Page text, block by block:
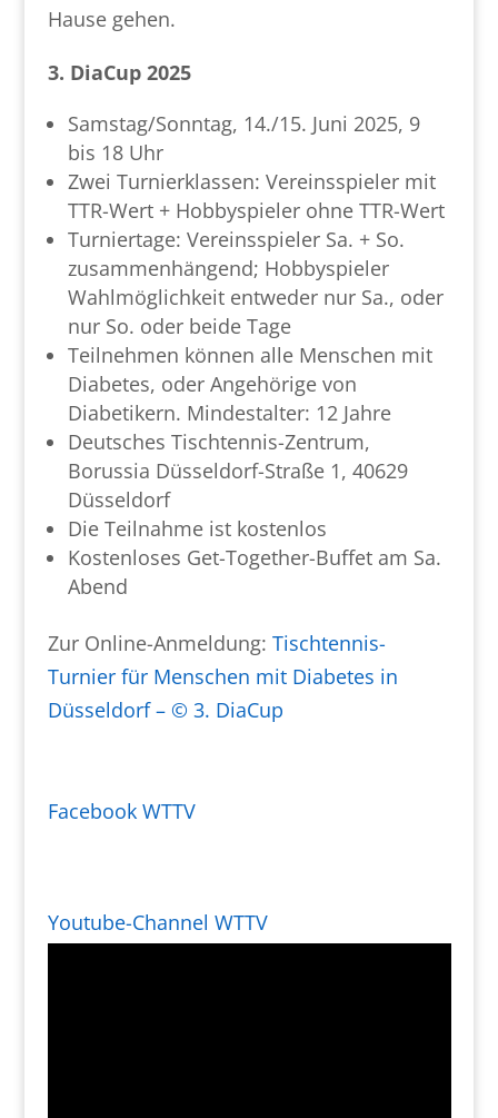
Hause gehen.
3. DiaCup 2025
Samstag/Sonntag, 14./15. Juni 2025, 9
bis 18 Uhr
Zwei Turnierklassen: Vereinsspieler mit
TTR-Wert + Hobbyspieler ohne TTR-Wert
Turniertage: Vereinsspieler Sa. + So.
zusammenhängend; Hobbyspieler
Wahlmöglichkeit entweder nur Sa., oder
nur So. oder beide Tage
Teilnehmen können alle Menschen mit
Diabetes, oder Angehörige von
Diabetikern. Mindestalter: 12 Jahre
Deutsches Tischtennis-Zentrum,
Borussia Düsseldorf-Straße 1, 40629
Düsseldorf
Die Teilnahme ist kostenlos
Kostenloses Get-Together-Buffet am Sa.
Abend
Zur Online-Anmeldung: Tischtennis-
Turnier für Menschen mit Diabetes in
Düsseldorf – © 3. DiaCup
Facebook WTTV
Youtube-Channel WTTV